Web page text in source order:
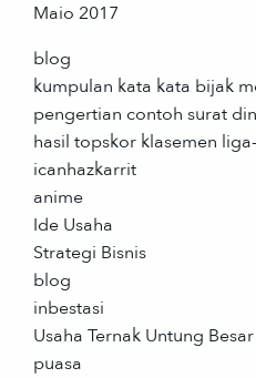
Maio 2017
blog
kumpulan kata kata bijak
pengertian contoh surat
hasil topskor klasemen
icanhazkarrit
anime
Ide Usaha
Strategi Bisnis
blog
inbestasi
Usaha Ternak Untung Besar
puasa